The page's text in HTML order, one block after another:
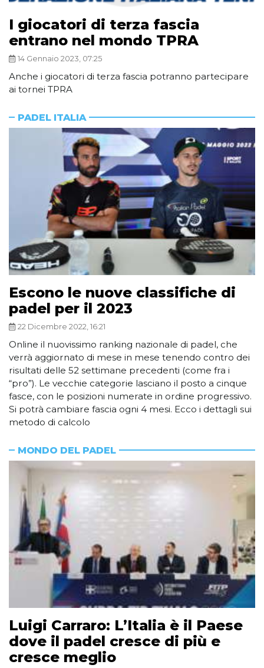
I giocatori di terza fascia
entrano nel mondo TPRA
14 Gennaio 2023, 07:25
Anche i giocatori di terza fascia potranno partecipare
ai tornei TPRA
PADEL ITALIA
Escono le nuove classifiche di
padel per il 2023
22 Dicembre 2022, 16:21
Online il nuovissimo ranking nazionale di padel, che
verrà aggiornato di mese in mese tenendo contro dei
risultati delle 52 settimane precedenti (come fra i
“pro”). Le vecchie categorie lasciano il posto a cinque
fasce, con le posizioni numerate in ordine progressivo.
Si potrà cambiare fascia ogni 4 mesi. Ecco i dettagli sui
metodo di calcolo
MONDO DEL PADEL
Luigi Carraro: L’Italia è il Paese
dove il padel cresce di più e
cresce meglio